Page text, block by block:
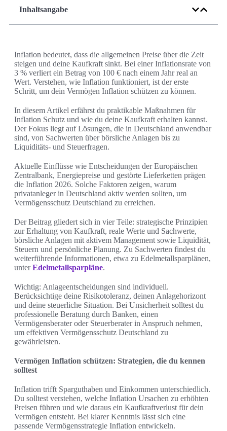
Inhaltsangabe
Inflation bedeutet, dass die allgemeinen Preise über die Zeit
steigen und deine Kaufkraft sinkt. Bei einer Inflationsrate von
3 % verliert ein Betrag von 100 € nach einem Jahr real an
Wert. Verstehen, wie Inflation funktioniert, ist der erste
Schritt, um dein Vermögen Inflation schützen zu können.
In diesem Artikel erfährst du praktikable Maßnahmen für
Inflation Schutz und wie du deine Kaufkraft erhalten kannst.
Der Fokus liegt auf Lösungen, die in Deutschland anwendbar
sind, von Sachwerten über börsliche Anlagen bis zu
Liquiditäts- und Steuerfragen.
Aktuelle Einflüsse wie Entscheidungen der Europäischen
Zentralbank, Energiepreise und gestörte Lieferketten prägen
die Inflation 2026. Solche Faktoren zeigen, warum
privatanleger in Deutschland aktiv werden sollten, um
Vermögensschutz Deutschland zu erreichen.
Der Beitrag gliedert sich in vier Teile: strategische Prinzipien
zur Erhaltung von Kaufkraft, reale Werte und Sachwerte,
börsliche Anlagen mit aktivem Management sowie Liquidität,
Steuern und persönliche Planung. Zu Sachwerten findest du
weiterführende Informationen, etwa zu Edelmetallsparplänen,
unterEdelmetallsparpläne.
Wichtig: Anlageentscheidungen sind individuell.
Berücksichtige deine Risikotoleranz, deinen Anlagehorizont
und deine steuerliche Situation. Bei Unsicherheit solltest du
professionelle Beratung durch Banken, einen
Vermögensberater oder Steuerberater in Anspruch nehmen,
um effektiven Vermögensschutz Deutschland zu
gewährleisten.
Vermögen Inflation schützen: Strategien, die du kennen
solltest
Inflation trifft Sparguthaben und Einkommen unterschiedlich.
Du solltest verstehen, welche Inflation Ursachen zu erhöhten
Preisen führen und wie daraus ein Kaufkraftverlust für dein
Vermögen entsteht. Bei klarer Kenntnis lässt sich eine
passende Vermögensstrategie Inflation entwickeln.